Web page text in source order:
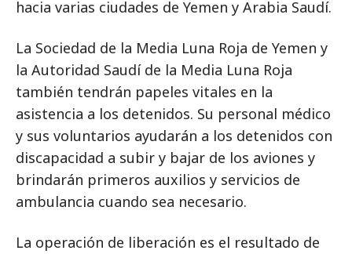
hacia varias ciudades de Yemen y Arabia Saudí.
La Sociedad de la Media Luna Roja de Yemen y
la Autoridad Saudí de la Media Luna Roja
también tendrán papeles vitales en la
asistencia a los detenidos. Su personal médico
y sus voluntarios ayudarán a los detenidos con
discapacidad a subir y bajar de los aviones y
brindarán primeros auxilios y servicios de
ambulancia cuando sea necesario.
La operación de liberación es el resultado de